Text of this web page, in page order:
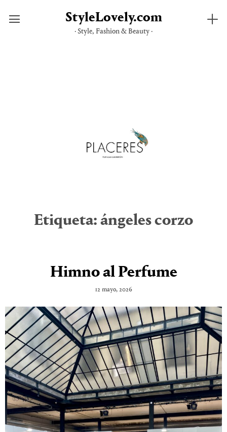
StyleLovely.com
· Style, Fashion & Beauty ·
Etiqueta: ángeles corzo
Himno al Perfume
12 mayo, 2026